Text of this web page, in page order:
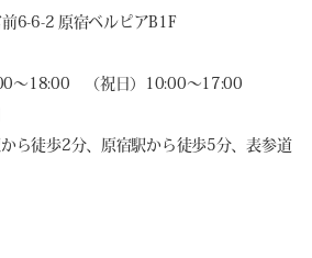
6-6-2 原宿ベルピアB1F
～18:00 （祝日）10:00～17:00
ら徒歩2分、原宿駅から徒歩5分、表参道